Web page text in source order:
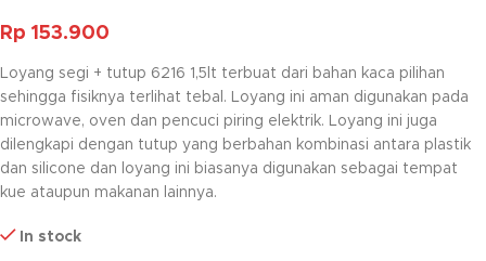
Rp 153.900
Loyang segi + tutup 6216 1,5lt terbuat dari bahan kaca pilihan
sehingga fisiknya terlihat tebal. Loyang ini aman digunakan pada
microwave, oven dan pencuci piring elektrik. Loyang ini juga
dilengkapi dengan tutup yang berbahan kombinasi antara plastik
dan silicone dan loyang ini biasanya digunakan sebagai tempat
kue ataupun makanan lainnya.
In stock